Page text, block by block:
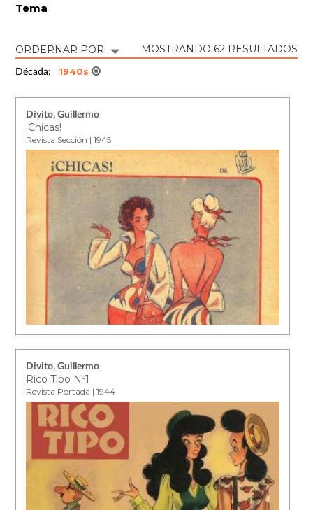
Tema
ORDERNAR POR MOSTRANDO 62 RESULTADOS
Década: 1940s
Divito, Guillermo
¡Chicas!
Revista Sección | 1945
Divito, Guillermo
Rico Tipo Nº1
Revista Portada | 1944